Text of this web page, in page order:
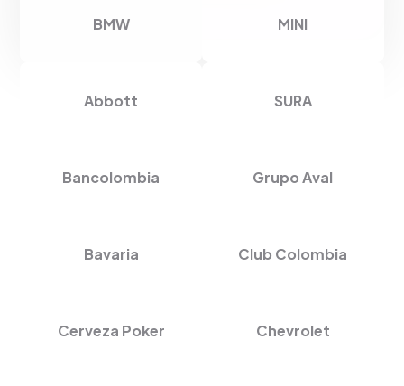
BMW MINI
Abbott SURA
Bancolombia Grupo Aval
Bavaria Club Colombia
Cerveza Poker Chevrolet